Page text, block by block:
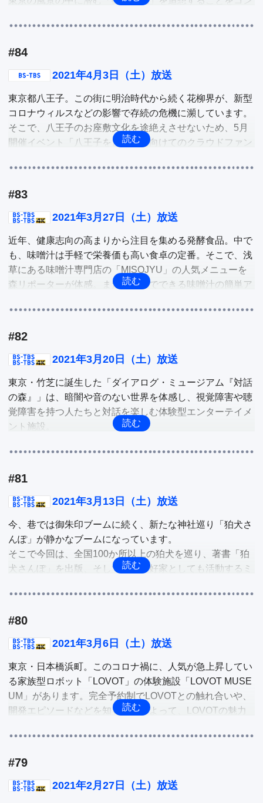
介。
ホテル。そこで、ホテルのロビーや施設、客室などを紹介
そして、去年8月、神奈川県川崎にオープンした「ホテル
う土地柄から、江戸時代の宿場をヒントにした現代アート
が楽しめるホテル。また川崎市が推進するストリートカル
チャーを取り入れた室内の壁画にユニークな仕掛けも隠さ
れている。
#84
2021年4月3日（土）放送
東京都八王子。この街に明治時代から続く花柳界が、新型
コロナウィルスなどの影響で存続の危機に瀕しています。
そこで、八王子のお座敷文化を途絶えさせないため、5月
開催イベント「八王子をどり」に向けてのクラウドファン
者見習いさんの葛藤など、コロナ禍で対策に配慮しなが
2011年の震災以来、セイコーが東北三県と東京で継続して
ート」が先日行われました。震災から10年となる今年は、
加山雄三さんから被災地はもちろん日本中を元気づける楽
曲提供のサプライズもありました。そんな復興支援コンサ
ートを紹介。
#83
2021年3月27日（土）放送
近年、健康志向の高まりから注目を集める発酵食品。中で
も、味噌汁は手軽で栄養価も高い食卓の定番。そこで、浅
草にある味噌汁専門店の「MISOJYU」の人気メニューを
森リポーターが体感。また、家庭でできる味噌汁の簡単ア
を深掘り。
ユーザーが自由にカスタマイズできるパソコンを提供する
マウスコンピューターの製品を体験、購入できるダイレク
る製薬会社、原沢製薬工業が販売、今注目されているフェ
イスマスクなどを深掘り。
また、最新映画情報などを紹介。
#82
2021年3月20日（土）放送
東京・竹芝に誕生した「ダイアログ・ミュージアム『対話
の森』」は、暗闇や音のない世界を体感し、視覚障害や聴
覚障害を持つ人たちと対話を楽しむ体験型エンターテイメ
ント施設。
で、今回は現在開催されている「ダイアログ・イン・サイ
現在、東京国立新美術館で、クリエイティブディレクター
展」が開催されています。そこで、佐藤さん自らの案内
で、戸田リポーターが体感しながら、佐藤可士和の世界を
深掘りします。
#81
2021年3月13日（土）放送
今、巷では御朱印ブームに続く、新たな神社巡り「狛犬さ
んぽ」が静かなブームになっています。
そこで今回は、全国100か所以上の狛犬を巡り、著書「狛
犬さんぽ」を出版、そして狛犬愛好家としても活動するミ
ーターが狛犬動物園ともいわれる東京赤坂の赤坂氷川神社
どんな狛犬たちが待っているのか！「狛犬さんぽ」を深掘
り。
他
#80
2021年3月6日（土）放送
東京・日本橋浜町。このコロナ禍に、人気が急上昇してい
る家族型ロボット「LOVOT」の体験施設「LOVOT MUSE
UM」があります。完全予約制でLOVOTとの触れ合いや、
開発エピソードなどを知ることによって、LOVOTの魅力
ポーターの志田音々が体験します。
ごま油で日本初となるトクホの許可を受けた、かどや製油
の「健やかごま油」、コロナ禍で売り上げを伸ばしている
#79
2021年2月27日（土）放送